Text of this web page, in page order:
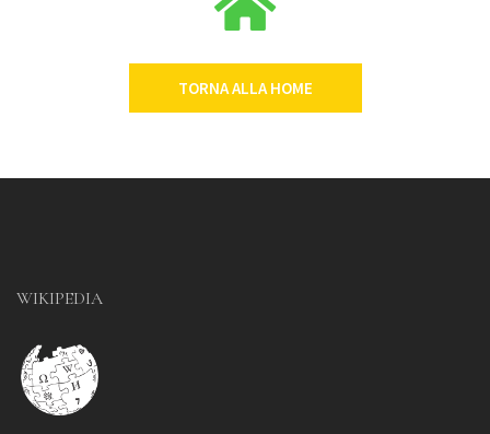
TORNA ALLA HOME
WIKIPEDIA